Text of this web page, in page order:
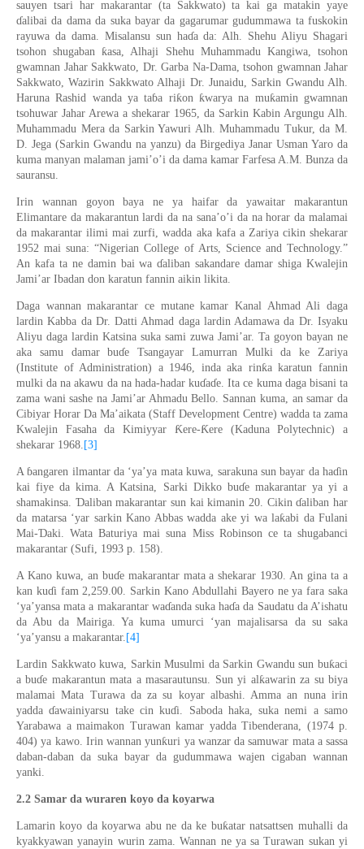
sauyen tsari har makarantar (ta Sakkwato) ta kai ga matakin yaye
ɗalibai da dama da suka bayar da gagarumar gudummawa ta fuskokin
rayuwa da dama. Misalansu sun haɗa da: Alh. Shehu Aliyu Shagari
tsohon shugabanƙasa, Alhaji Shehu Muhammadu Kangiwa, tsohon
gwamnan Jahar Sakkwato, Dr. Garba Na-Dama, tsohon gwamnan Jahar
Sakkwato, Wazirin Sakkwato Alhaji Dr. Junaidu, Sarkin Gwandu Alh.
Haruna Rashid wanda ya taɓa riƙonƙwarya na muƙamin gwamnan
tsohuwar Jahar Arewa a shekarar 1965, da Sarkin Kabin Argungu Alh.
Muhammadu Mera da Sarkin Yawuri Alh. Muhammadu Tukur, da M.
D. Jega (Sarkin Gwandu na yanzu) da Birgediya Janar Usman Yaro da
kuma manyan malaman jami’o’i da dama kamar Farfesa A.M. Bunza da
sauransu.
Irin wannan goyon baya ne ya haifar da yawaitar makarantun
Elimantare da makarantun lardi da na sana’o’i da na horar da malamai
damakarantar ilimi mai zurfi, wadda aka kafa a Zariya cikinshekarar
1952 mai suna: “Nigerian College of Arts, Science and Technology.”
An kafa ta ne damin bai waɗaliban sakandare damar shiga Kwalejin
Jami’ar Ibadan don karatun fannin aikin likita.
Daga wannan makarantar ce mutane kamar Kanal Ahmad Ali daga
lardin Kabba da Dr.Datti Ahmad daga lardin Adamawa da Dr. Isyaku
Aliyu daga lardin Katsina suka sami zuwa Jami’ar. Ta goyon bayan ne
aka samudamar buɗe Tsangayar LamurranMulki da ke Zariya
(Institute of Administration) a 1946, inda aka rinƙa karatun fannin
mulki da na akawu da na hada-hadarkuɗaɗe. Ita ce kuma daga bisani ta
zama wani sashe na Jami’ar Ahmadu Bello. Sannan kuma, ansamar da
Cibiyar Horar Da Ma’aikata (Staff Development Centre) wadda ta zama
Kwalejin Fasaha da Kimiyyar Ƙere-Ƙere (Kaduna Polytechnic) a
shekarar 1968. [3]
A ɓangaren ilmantar da ‘ya’ya mata kuwa, sarakuna sun bayar da haɗin
kai fiye da kima. A Katsina, Sarki Dikko buɗemakarantar ya yi a
shamakinsa. Ɗalibanmakarantar sun kai kimanin 20. Cikinɗaliban har
da matarsa ‘yar sarkin Kano Abbas wadda ake yi wa laƙabi da Fulani
Mai-Ɗaki. Wata Baturiya mai suna Miss Robinson ce tashugabanci
makarantar (Sufi, 1993 p. 158).
A Kano kuwa, an buɗemakarantar mata a shekarar 1930. An gina ta a
kan kuɗifam 2,259.00. Sarkin Kano Abdullahi Bayeroneya fara saka
‘ya’yansa mata a makarantar waɗanda suka haɗa da Saudatu da A’ishatu
da Abu da Mairiga. Ya kuma umurci ‘yan majalisarsa da su saka
‘ya’yansu a makarantar. [4]
Lardin Sakkwato kuwa, Sarkin Musulmi da Sarkin Gwandu sun buƙaci
a buɗe makarantun mata a masarautunsu. Sun yi alƙawarinza su biya
malamai Mata Turawa da za su koyar albashi. Amma an nuna irin
yaddaɗawainiyarsu take cin kuɗi. Saboda haka, suka nemi a samo
Yarabawa a maimakon Turawan kamar yadda Tibenderana, (1974p.
404) ya kawo. Irin wannan yunƙuri ya wanzar da samuwar mata a sassa
daban-daban da suka bayar da gudummawa wajen cigaban wannan
yanki.
2.2 Samar da wuraren koyo da koyarwa
Lamarin koyo da koyarwa abu ne da ke buƙatar natsattsen muhalli da
kyakkyawan yanayin wurin zama. Wannan ne ya sa Turawan sukan yi